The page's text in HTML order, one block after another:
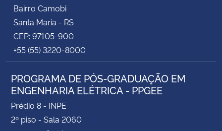
Bairro Camobi
Santa Maria - RS
CEP: 97105-900
+55 (55) 3220-8000
PROGRAMA DE PÓS-GRADUAÇÃO EM
ENGENHARIA ELÉTRICA - PPGEE
Prédio 8 - INPE
2º piso - Sala 2060